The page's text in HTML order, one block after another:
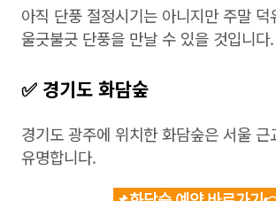
아직 단풍 절정시기는 아니지만 주말 덕
울긋불긋 단풍을 만날 수 있을 것입니다.
✅ 경기도 화담숲
경기도 광주에 위치한 화담숲은 서울 근
유명합니다.